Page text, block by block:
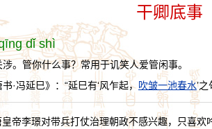
干卿底事
dǐ shì
。管你什么事？常用于讥笑人爱管闲事。
书·冯延巳》：“延巳有‘风乍起， 吹皱一池春水’
帝李璟对带兵打仗治理朝政不感兴趣，只喜